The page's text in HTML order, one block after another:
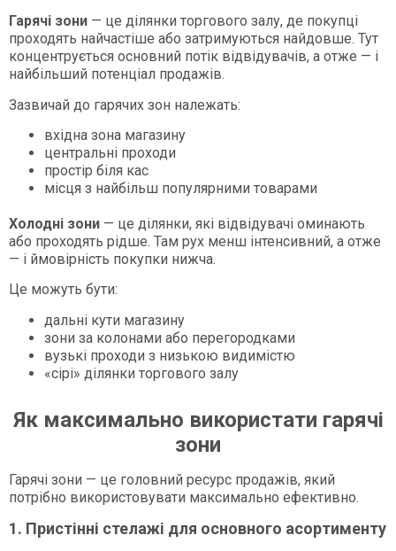
Гарячі зони — це ділянки торгового залу, де покупці
проходять найчастіше або затримуються найдовше. Тут
концентрується основний потік відвідувачів, а отже — і
найбільший потенціал продажів.
Зазвичай до гарячих зон належать:
вхідна зона магазину
центральні проходи
простір біля кас
місця з найбільш популярними товарами
Холодні зони — це ділянки, які відвідувачі оминають
або проходять рідше. Там рух менш інтенсивний, а отже
— і ймовірність покупки нижча.
Це можуть бути:
дальні кути магазину
зони за колонами або перегородками
вузькі проходи з низькою видимістю
«сірі» ділянки торгового залу
Як максимально використати гарячі
зони
Гарячі зони — це головний ресурс продажів, який
потрібно використовувати максимально ефективно.
1. Пристінні стелажі для основного асортименту